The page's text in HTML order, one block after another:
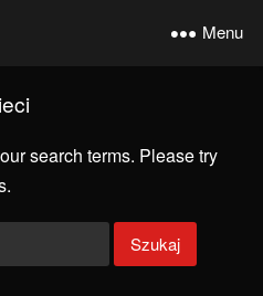
Menu
search terms. Please try